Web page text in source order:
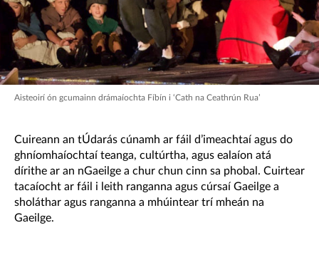
Aisteoirí ón gcumainn drámaíochta Fíbín i ‘Cath na Ceathrún Rua’
Cuireann an tÚdarás cúnamh ar fáil d’imeachtaí agus do
ghníomhaíochtaí teanga, cultúrtha, agus ealaíon atá
dírithe ar an nGaeilge a chur chun cinn sa phobal. Cuirtear
tacaíocht ar fáil i leith ranganna agus cúrsaí Gaeilge a
sholáthar agus ranganna a mhúintear trí mheán na
Gaeilge.